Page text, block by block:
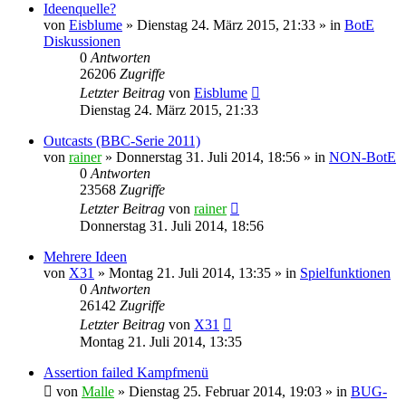
Ideenquelle?
von Eisblume » Dienstag 24. März 2015, 21:33 » in BotE
Diskussionen
0 Antworten
26206 Zugriffe
Letzter Beitrag von Eisblume
Dienstag 24. März 2015, 21:33
Outcasts (BBC-Serie 2011)
von rainer» Donnerstag 31. Juli 2014, 18:56 » in NON-BotE
0 Antworten
23568 Zugriffe
Letzter Beitrag von rainer
Donnerstag 31. Juli 2014, 18:56
Mehrere Ideen
von X31 » Montag 21. Juli 2014, 13:35 » in Spielfunktionen
0 Antworten
26142 Zugriffe
Letzter Beitrag von X31
Montag 21. Juli 2014, 13:35
Assertion failed Kampfmenü
von Malle » Dienstag 25. Februar 2014, 19:03 » in BUG-